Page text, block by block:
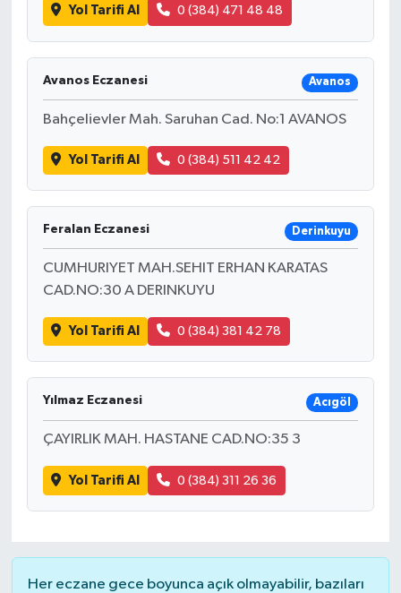
Yol Tarifi Al 0 (384) 471 48 48
Avanos Eczanesi Avanos
Bahçelievler Mah. Saruhan Cad. No:1 AVANOS
Yol Tarifi Al 0 (384) 511 42 42
Feralan Eczanesi Derinkuyu
CUMHURIYET MAH.SEHIT ERHAN KARATAS
CAD.NO:30 A DERINKUYU
Yol Tarifi Al 0 (384) 381 42 78
Yılmaz Eczanesi Acıgöl
ÇAYIRLIK MAH. HASTANE CAD.NO:35 3
Yol Tarifi Al 0 (384) 311 26 36
Her eczane gece boyunca açık olmayabilir, bazıları